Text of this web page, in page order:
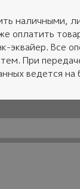
наличными,
оплатить
эквайер. Все
При
ведется